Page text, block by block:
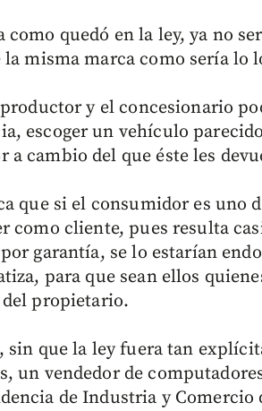
como quedó en la ley, ya no
misma marca como sería lo
y el concesionario
escoger un vehículo
a cambio del que éste les
que si el consumidor es uno
como cliente, pues resulta
garantía, se lo estarían
para que sean ellos
propietario.
sin que la ley fuera tan
un vendedor de
de Industria y Comercio